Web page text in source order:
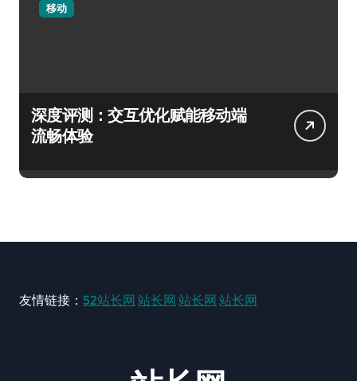
移动
深度评测：交互优化赋能移动端
流畅体验
友情链接： 52站长网 站长网 站长网 站长网